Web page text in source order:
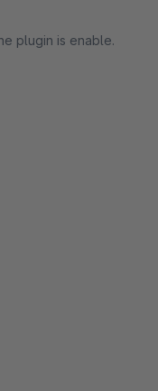
plugin is enable.